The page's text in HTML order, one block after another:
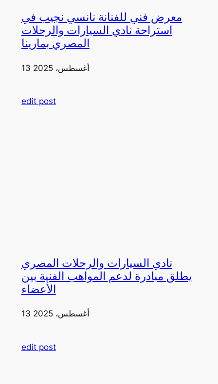
معرض فني للفنانة نانسي نجيب في
استراحة نادي السيارات والرحلات
المصري بمارينا
13 أغسطس، 2025
edit post
نادي السيارات والرحلات المصري
يطلق مبادرة لدعم المواهب الفنية بين
الأعضاء
13 أغسطس، 2025
edit post